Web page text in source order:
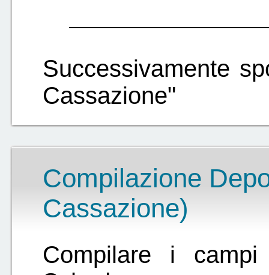
Successivamente
Cassazione"
Compilazione
Cassazione)
Compilare i